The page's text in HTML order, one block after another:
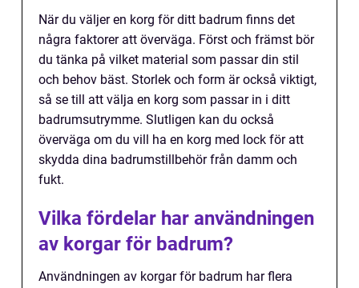
När du väljer en korg för ditt badrum finns det
några faktorer att överväga. Först och främst bör
du tänka på vilket material som passar din stil
och behov bäst. Storlek och form är också viktigt,
så se till att välja en korg som passar in i ditt
badrumsutrymme. Slutligen kan du också
överväga om du vill ha en korg med lock för att
skydda dina badrumstillbehör från damm och
fukt.
Vilka fördelar har användningen
av korgar för badrum?
Användningen av korgar för badrum har flera